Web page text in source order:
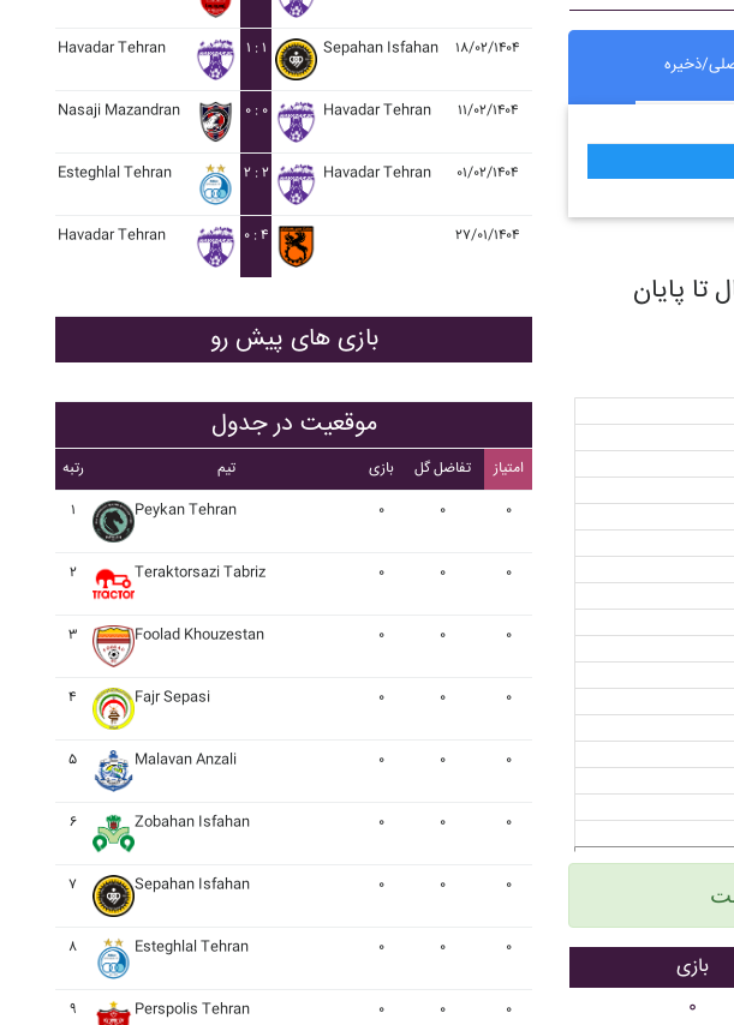
Havadar Tehran ۱ : ۱ Sepahan Isfahan ۱۸/۰۲/۱۴۰۴
Nasaji Mazandran ۰ : ۰ Havadar Tehran ۱۱/۰۲/۱۴۰۴
Esteghlal Tehran ۲ : ۲ Havadar Tehran ۰۱/۰۲/۱۴۰۴
Havadar Tehran ۰ : ۴ ۲۷/۰۱/۱۴۰۴
بازی های پیش رو
موقعیت در جدول
رتبه تیم بازی تفاضل گل
امتیاز
۱
Peykan Tehran ۰ ۰ ۰
۲ Teraktorsazi Tabriz ۰ ۰ ۰
۳ Foolad Khouzestan ۰ ۰ ۰
۴ Fajr Sepasi ۰ ۰ ۰
۵ Malavan Anzali ۰ ۰ ۰
۶ Zobahan Isfahan ۰ ۰ ۰
۷ Sepahan Isfahan ۰ ۰ ۰
۸ Esteghlal Tehran ۰ ۰ ۰
۹ Perspolis Tehran ۰ ۰ ۰
ذخیره
مسابقات ليگ برتر (خليج فارس) - ۱۴۰۵ فوتبال تا پایان
بازی
۰